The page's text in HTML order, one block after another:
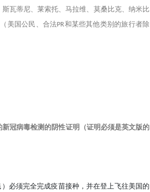
瓦蒂尼、莱索托、马拉维、莫桑比克、纳米比
美国公民、合法PR和某些其他类别的旅行者除
新冠病毒检测的阴性证明（证明必须是英文版的
必须完全完成疫苗接种，并在登上飞往美国的